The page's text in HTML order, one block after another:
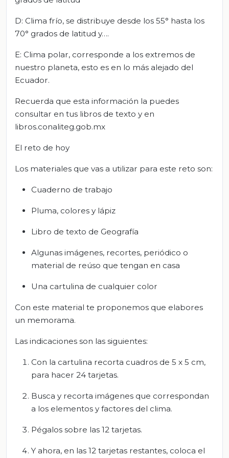
D: Clima frío, se distribuye desde los 55° hasta los
70° grados de latitud y….
E: Clima polar, corresponde a los extremos de
nuestro planeta, esto es en lo más alejado del
Ecuador.
Recuerda que esta información la puedes
consultar en tus libros de texto y en
libros.conaliteg.gob.mx
El reto de hoy
Los materiales que vas a utilizar para este reto son:
Cuaderno de trabajo
Pluma, colores y lápiz
Libro de texto de Geografía
Algunas imágenes, recortes, periódico o
material de reúso que tengan en casa
Una cartulina de cualquier color
Con este material te proponemos que elabores
un memorama.
Las indicaciones son las siguientes:
Con la cartulina recorta cuadros de 5 x 5 cm,
para hacer 24 tarjetas.
Busca y recorta imágenes que correspondan
a los elementos y factores del clima.
Pégalos sobre las 12 tarjetas.
Y ahora, en las 12 tarjetas restantes, coloca el